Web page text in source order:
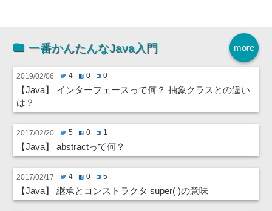
more
一番かんたんなJava入門
2019/02/06 twitter4 facebook0 hatenabookmark0
【Java】 インターフェースって何？ 抽象クラスとの違い
は？
2017/02/20 twitter5 facebook0 hatenabookmark 1
【Java】 abstractって何？
2017/02/17 twitter4 facebook0 hatenabookmark5
【Java】 継承とコンストラクタ super( )の意味